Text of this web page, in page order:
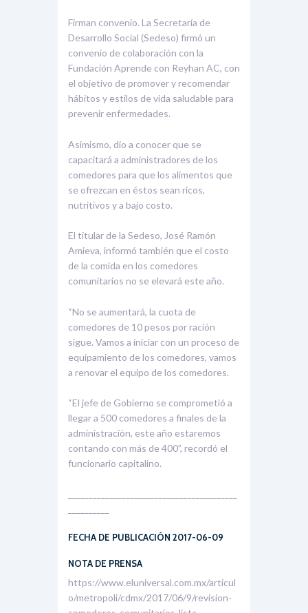
Firman convenio. La Secretaría de
Desarrollo Social (Sedeso) firmó un
convenio de colaboración con la
Fundación Aprende con Reyhan AC, con
el objetivo de promover y recomendar
hábitos y estilos de vida saludable para
prevenir enfermedades.
Asimismo, dio a conocer que se
capacitará a administradores de los
comedores para que los alimentos que
se ofrezcan en éstos sean ricos,
nutritivos y a bajo costo.
El titular de la Sedeso, José Ramón
Amieva, informó también que el costo
de la comida en los comedores
comunitarios no se elevará este año.
“No se aumentará, la cuota de
comedores de 10 pesos por ración
sigue. Vamos a iniciar con un proceso de
equipamiento de los comedores, vamos
a renovar el equipo de los comedores.
“El jefe de Gobierno se comprometió a
llegar a 500 comedores a finales de la
administración, este año estaremos
contando con más de 400”, recordó el
funcionario capitalino.
FECHA DE PUBLICACIÓN 2017-06-09
NOTA DE PRENSA
https://www.eluniversal.com.mx/articul
o/metropoli/cdmx/2017/06/9/revision-